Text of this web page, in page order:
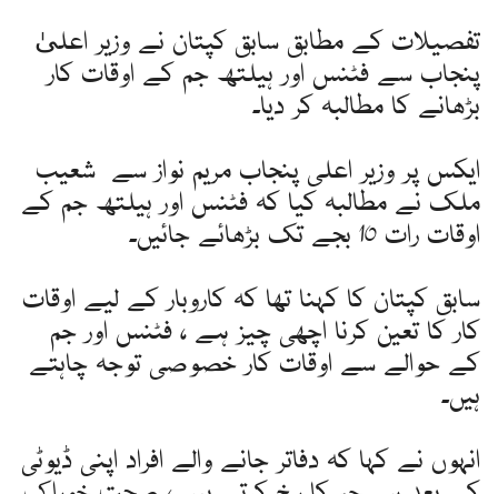
تفصیلات کے مطابق سابق کپتان نے وزیر اعلیٰ
پنجاب سے فٹنس اور ہیلتھ جم کے اوقات کار
بڑھانے کا مطالبہ کر دیا۔
ایکس پر وزیر اعلی پنجاب مریم نواز سے شعیب
ملک نے مطالبہ کیا کہ فٹنس اور ہیلتھ جم کے
اوقات رات 10 بجے تک بڑھائے جائیں۔
سابق کپتان کا کہنا تھا کہ کاروبار کے لیے اوقات
کار کا تعین کرنا اچھی چیز ہے ، فٹنس اور جم
کے حوالے سے اوقات کار خصوصی توجہ چاہتے
ہیں۔
انہوں نے کہا کہ دفاتر جانے والے افراد اپنی ڈیوٹی